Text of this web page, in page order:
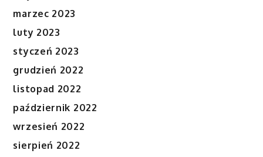
marzec 2023
luty 2023
styczeń 2023
grudzień 2022
listopad 2022
październik 2022
wrzesień 2022
sierpień 2022